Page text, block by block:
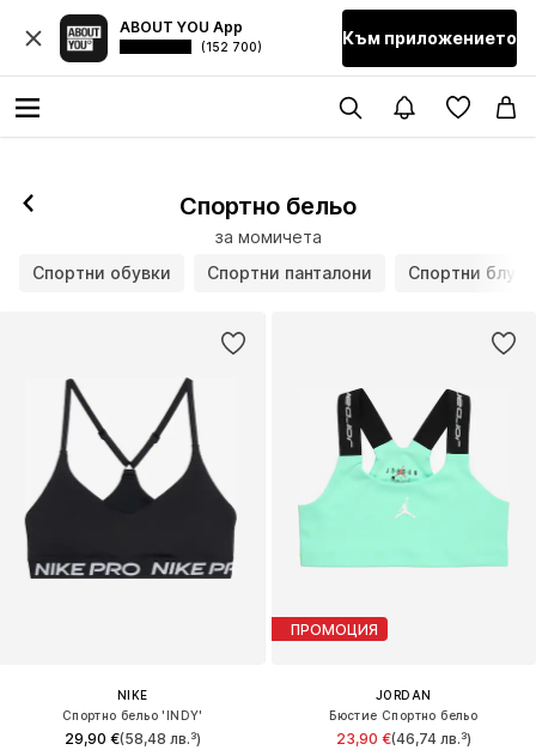
ABOUT YOU App
(152 700) Към приложението
Спортно бельо
за момичета
Спортни обувки
Спортни панталони Спортни блузи
NIKE
Спортно бельо 'INDY'
29,90 €(58,48 лв.³)
ПРОМОЦИЯ
JORDAN
Бюстие Спортно бельо
23,90 €(46,74 лв.³)